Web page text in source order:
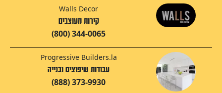
Walls Decor
קירות מעוצבים
(800) 344-0065
Progressive Builders.la
עבודות שיפוצים ובנייה
(888) 373-9930